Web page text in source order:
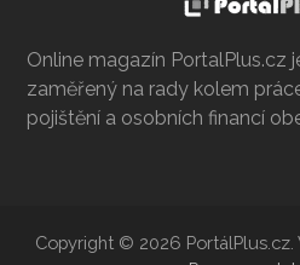
Online magazín PortalPlus.cz
zaměřený na rady kolem
pojištění a osobních financí
Copyright © 2026 PortálPlus.cz.